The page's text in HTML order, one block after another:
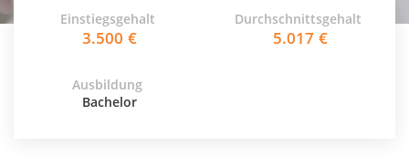
Einstiegsgehalt
3.500
Durchschnittsgehalt
5.017
Ausbildung
Bachelor